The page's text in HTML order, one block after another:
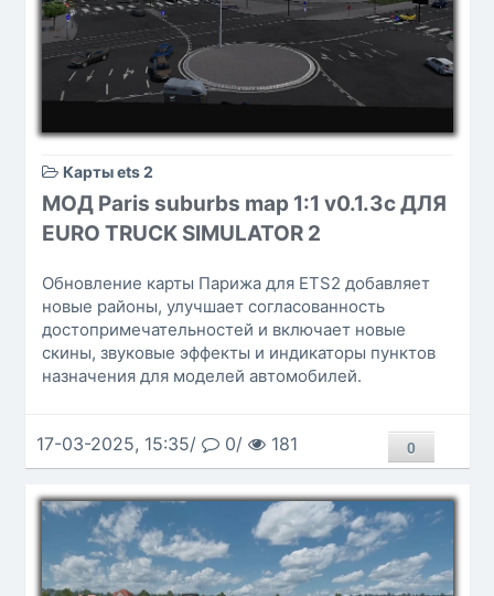
Карты ets 2
МОД Paris suburbs map 1:1 v0.1.3c ДЛЯ
EURO TRUCK SIMULATOR 2
Обновление карты Парижа для ETS2 добавляет
новые районы, улучшает согласованность
достопримечательностей и включает новые
скины, звуковые эффекты и индикаторы пунктов
назначения для моделей автомобилей.
17-03-2025, 15:35/ 0/ 181 0